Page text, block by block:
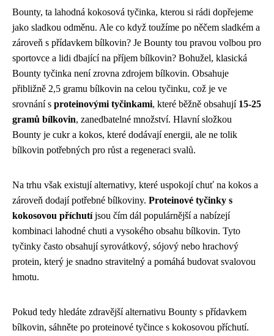
Bounty, ta lahodná kokosová tyčinka, kterou si rádi dopřejeme
jako sladkou odměnu. Ale co když toužíme po něčem sladkém a
zároveň s přídavkem bílkovin? Je Bounty tou pravou volbou pro
sportovce a lidi dbající na příjem bílkovin? Bohužel, klasická
Bounty tyčinka není zrovna zdrojem bílkovin. Obsahuje
přibližně 2,5 gramu bílkovin na celou tyčinku, což je ve
srovnání s proteinovými tyčinkami, které běžně obsahují 15-25
gramů bílkovin, zanedbatelné množství. Hlavní složkou
Bounty je cukr a kokos, které dodávají energii, ale ne tolik
bílkovin potřebných pro růst a regeneraci svalů.
Na trhu však existují alternativy, které uspokojí chuť na kokos a
zároveň dodají potřebné bílkoviny. Proteinové tyčinky s
kokosovou příchutíjsou čím dál populárnější a nabízejí
kombinaci lahodné chuti a vysokého obsahu bílkovin. Tyto
tyčinky často obsahují syrovátkový, sójový nebo hrachový
protein, který je snadno stravitelný a pomáhá budovat svalovou
hmotu.
Pokud tedy hledáte zdravější alternativu Bounty s přídavkem
bílkovin, sáhněte po proteinové tyčince s kokosovou příchutí.